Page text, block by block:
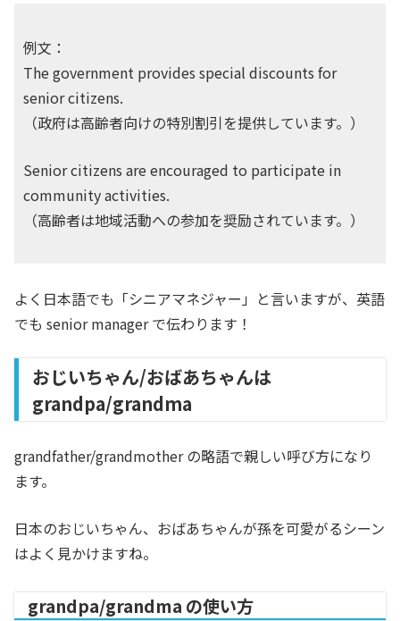
例文：
The government provides special discounts for
senior citizens.
（政府は高齢者向けの特別割引を提供しています。）
Senior citizens are encouraged to participate in
community activities.
（高齢者は地域活動への参加を奨励されています。）
よく日本語でも「シニアマネジャー」と言いますが、英語
でも senior manager で伝わります！
おじいちゃん/おばあちゃんは
grandpa/grandma
grandfather/grandmother の略語で親しい呼び方になり
ます。
日本のおじいちゃん、おばあちゃんが孫を可愛がるシーン
はよく見かけますね。
grandpa/grandma の使い方